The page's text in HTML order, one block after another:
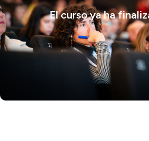
El curso ya ha